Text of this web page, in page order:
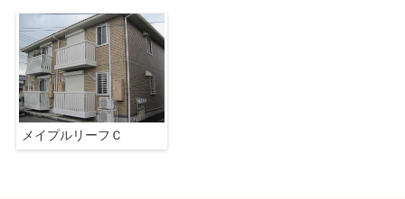
メイプルリーフＣ